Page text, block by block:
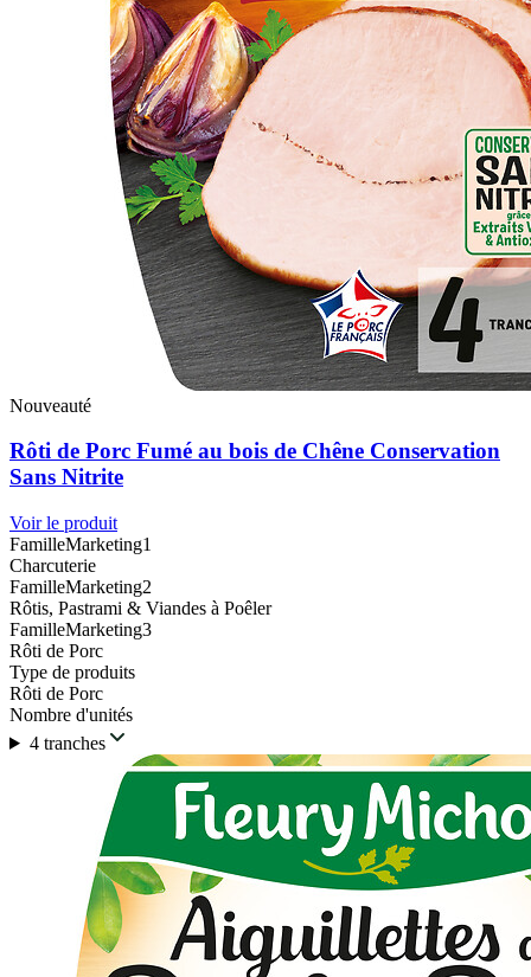
Nouveauté
Rôti de Porc Fumé au bois de Chêne Conservation
Sans Nitrite
Voir le produit
FamilleMarketing1
Charcuterie
FamilleMarketing2
Rôtis, Pastrami & Viandes à Poêler
FamilleMarketing3
Rôti de Porc
Type de produits
Rôti de Porc
Nombre d'unités
4 tranches